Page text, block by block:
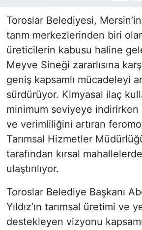
Toroslar Belediyesi,
tarım merkezlerinden biri
üreticilerin kabusu haline
Meyve Sineği zararlısına
geniş kapsamlı mücadeleyi
sürdürüyor. Kimyasal ilaç
minimum seviyeye
ve verimliliğini artıran
Tarımsal Hizmetler
tarafından kırsal
ulaştırılıyor.
Toroslar Belediye Başkanı
Yıldız’ın tarımsal üretimi ve
destekleyen vizyonu